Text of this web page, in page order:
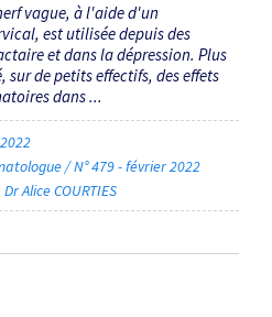
vague, à l'aide d'un
est utilisée depuis des
et dans la dépression. Plus
de petits effectifs, des effets
dans ...
/ N° 479 - février 2022
Dr Alice COURTIES